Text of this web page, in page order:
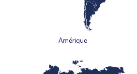
Amérique